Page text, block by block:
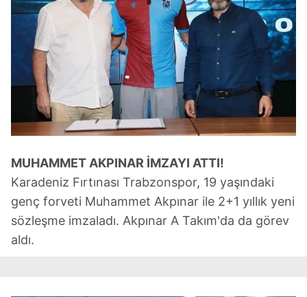
MUHAMMET AKPINAR İMZAYI ATTI!
Karadeniz Fırtınası Trabzonspor, 19 yaşındaki
genç forveti Muhammet Akpınar ile 2+1 yıllık yeni
sözleşme imzaladı. Akpınar A Takım'da da görev
aldı.